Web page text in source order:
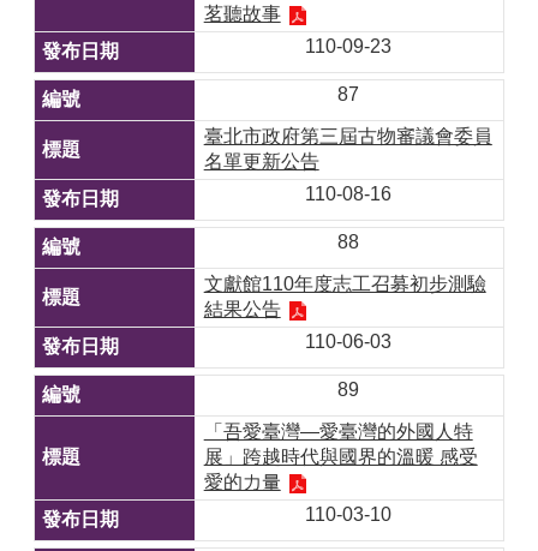
茗聽故事
110-09-23
87
臺北市政府第三屆古物審議會委員
名單更新公告
110-08-16
88
文獻館110年度志工召募初步測驗
結果公告
110-06-03
89
「吾愛臺灣—愛臺灣的外國人特
展」跨越時代與國界的溫暖 感受
愛的力量
110-03-10